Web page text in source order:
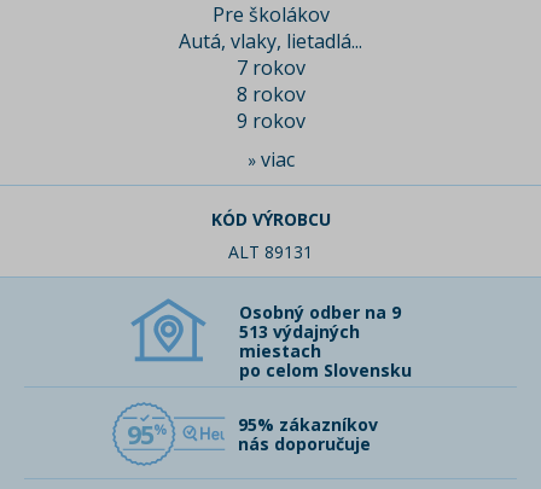
Pre školákov
Autá, vlaky, lietadlá...
7 rokov
8 rokov
9 rokov
» viac
KÓD VÝROBCU
ALT 89131
Osobný odber na 9
513 výdajných
miestach
po celom Slovensku
95
95% zákazníkov
nás doporučuje